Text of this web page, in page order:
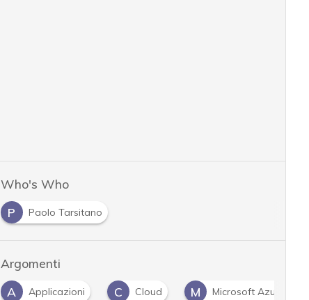
Who's Who
P
Paolo Tarsitano
Argomenti
A Applicazioni C Cloud M Microsoft Azure